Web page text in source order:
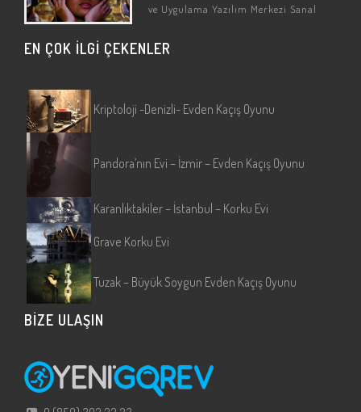
ve Uygulama Yazılım Merkezi Sanal
(Eskişehir/Tepebaşı) Sanal Gerçeklik…
EN ÇOK İLGİ ÇEKENLER
Kriptoloji -Denizli- Evden Kaçış Oyunu
Pandora’nın Evi – İzmir – Evden Kaçış Oyunu
Karanlıktakiler – İstanbul – Korku Evi
Grave Korku Evi
Tuzak – Büyük Soygun Evden Kaçış Oyunu
BİZE ULAŞIN